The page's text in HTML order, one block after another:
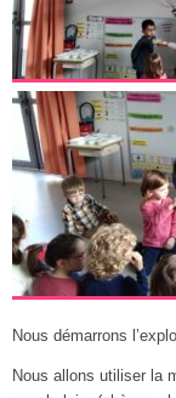
Nous démarrons
Nous allons utiliser la